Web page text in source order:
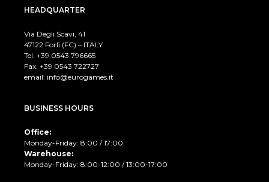
HEADQUARTER
Via Degli Scavi, 41
47122 Forlì (FC) – ITALY
Tel. +39 0543 796665
Fax. +39 0543 722727
email: info@eurogames.it
BUSINESS HOURS
Office:
Monday-Friday: 8:00 / 17:00
Warehouse:
Monday-Friday: 8:00-12:00 / 13:00-17:00